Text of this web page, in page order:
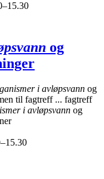
og
i avløpsvann og
til fagtreff ... fagtreff
i avløpsvann og